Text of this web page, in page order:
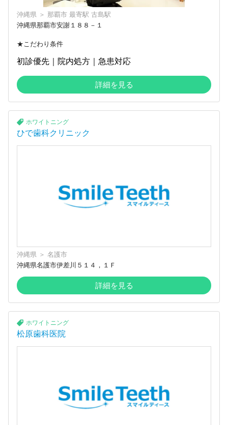
沖縄県 ＞ 那覇市 最寄駅 古島駅
沖縄県那覇市安謝１８８－１
★こだわり条件
初診優先｜院内処方｜急患対応
詳細を見る
ホワイトニング
ひで歯科クリニック
沖縄県 ＞ 名護市
沖縄県名護市伊差川５１４，１Ｆ
詳細を見る
ホワイトニング
松原歯科医院